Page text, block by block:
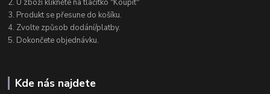
2. U zboží klikněte na tlačítko "Koupit"
3. Produkt se přesune do košíku.
4. Zvolte způsob dodání/platby.
5. Dokončete objednávku.
Kde nás najdete